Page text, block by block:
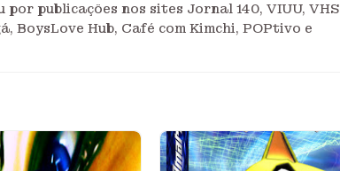
por publicações nos sites Jornal 140, VIUU, VHS
BoysLove Hub, Café com Kimchi, POPtivo e